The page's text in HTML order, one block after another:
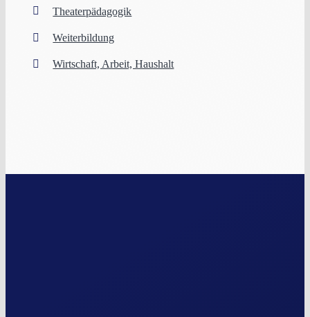
Theaterpädagogik
Weiterbildung
Wirtschaft, Arbeit, Haushalt